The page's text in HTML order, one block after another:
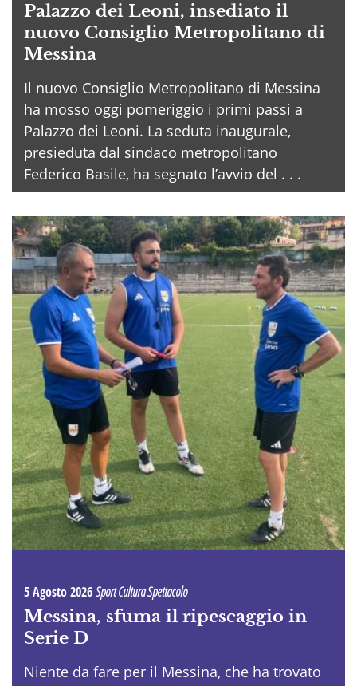
Palazzo dei Leoni, insediato il
nuovo Consiglio Metropolitano di
Messina
Il nuovo Consiglio Metropolitano di Messina
ha mosso oggi pomeriggio i primi passi a
Palazzo dei Leoni. La seduta inaugurale,
presieduta dal sindaco metropolitano
Federico Basile, ha segnato l’avvio del . . .
5 Agosto 2026Sport Cultura Spettacolo
Messina, sfuma il ripescaggio in
Serie D
Niente da fare per il Messina, che ha trovato